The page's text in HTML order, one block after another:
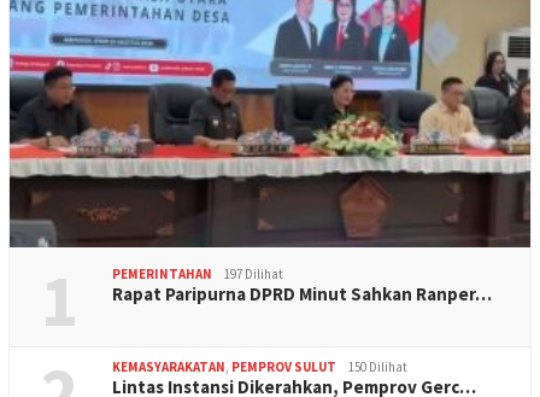
1 PEMERINTAHAN 197 Dilihat
Rapat Paripurna DPRD Minut Sahkan Ranper…
KEMASYARAKATAN, PEMPROV SULUT 150 Dilihat
Lintas Instansi Dikerahkan, Pemprov Gerc…